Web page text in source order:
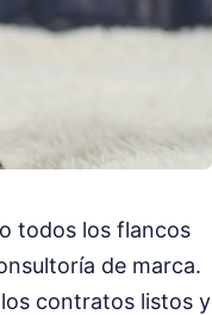
todos los flancos
de marca.
contratos listos y